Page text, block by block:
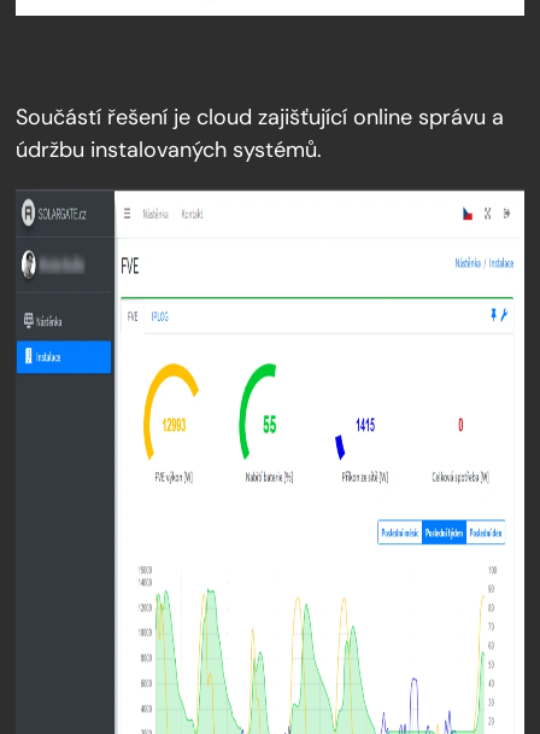
Součástí řešení je cloud zajišťující online správu a
údržbu instalovaných systémů.